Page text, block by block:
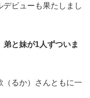
デビューも果たしまし
弟と妹が1人ずついま
（るか）さんともに一